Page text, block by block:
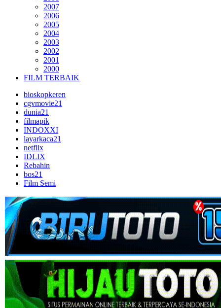
2007
2006
2005
2004
2003
2002
2001
2000
FILM TERBAIK
bioskopkeren
cgvmovie21
dunia21
filmapik
INDOXXI
layarkaca21
netflix
IDLIX
Rebahin
bos21
Film Semi